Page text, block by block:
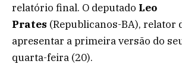
relatório final. O deputado Leo
Prates (Republicanos-BA), relator
apresentar a primeira versão do
quarta-feira (20).